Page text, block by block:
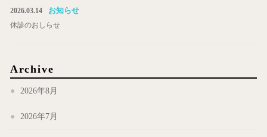
2026.03.14 お知らせ
休診のおしらせ
Archive
2026年8月
2026年7月